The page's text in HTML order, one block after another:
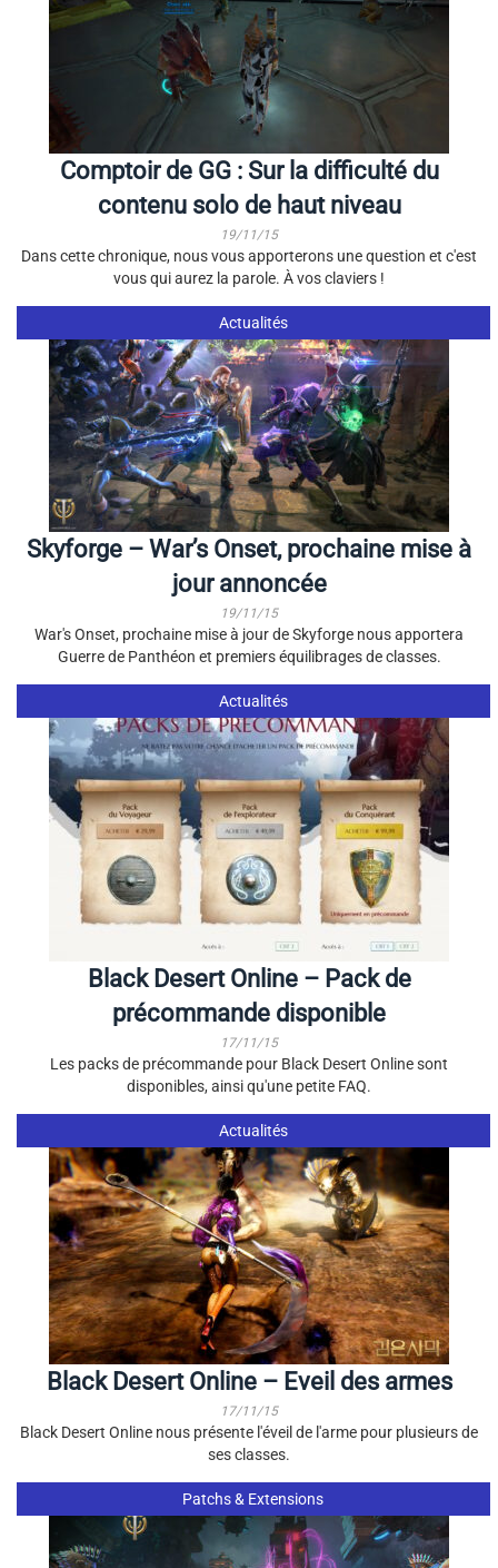
Comptoir de GG : Sur la difficulté du
contenu solo de haut niveau
19/11/15
Dans cette chronique, nous vous apporterons une question et c'est
vous qui aurez la parole. À vos claviers !
Actualités
Skyforge – War’s Onset, prochaine mise à
jour annoncée
19/11/15
War's Onset, prochaine mise à jour de Skyforge nous apportera
Guerre de Panthéon et premiers équilibrages de classes.
Actualités
Black Desert Online – Pack de
précommande disponible
17/11/15
Les packs de précommande pour Black Desert Online sont
disponibles, ainsi qu'une petite FAQ.
Actualités
Black Desert Online – Eveil des armes
17/11/15
Black Desert Online nous présente l'éveil de l'arme pour plusieurs de
ses classes.
Patchs & Extensions